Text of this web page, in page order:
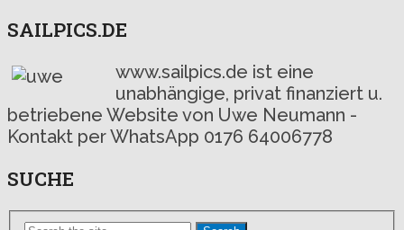
SAILPICS.DE
www.sailpics.de ist eine
unabhängige, privat finanziert u.
betriebene Website von Uwe Neumann -
Kontakt per WhatsApp 0176 64006778
SUCHE